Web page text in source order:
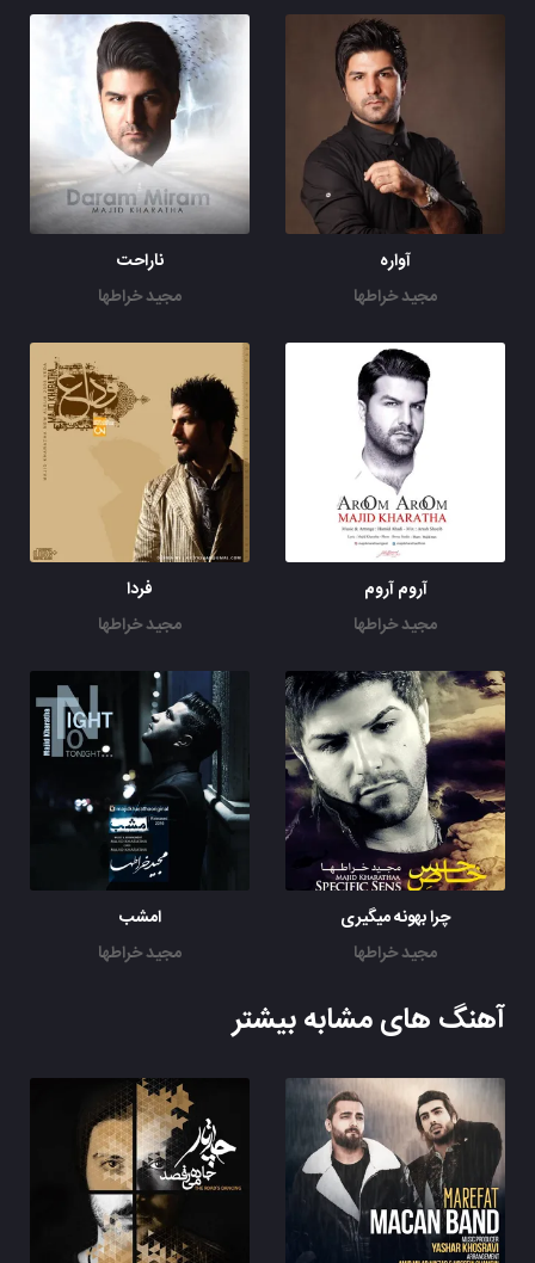
آواره
مجید خراطها
ناراحت
مجید خراطها
آروم آروم
مجید خراطها
فردا
مجید خراطها
چرا بهونه میگیری
مجید خراطها
امشب
مجید خراطها
آهنگ های مشابه بیشتر